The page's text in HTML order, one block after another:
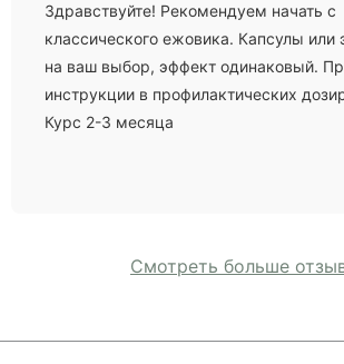
Здравствуйте! Рекомендуем начать с
классического ежовика. Капсулы или
на ваш выбор, эффект одинаковый.
инструкции в профилактических
Курс 2-3 месяца
Смотреть больше